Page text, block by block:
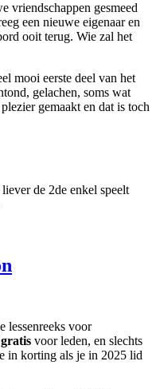
vriendschappen gesmeed
een nieuwe eigenaar en
ooit terug. Wie zal het
mooi eerste deel van het
gelachen, soms wat
gemaakt en dat is toch
de 2de enkel speelt
lessenreeks voor
voor leden, en slechts
in korting als je in 2025 lid